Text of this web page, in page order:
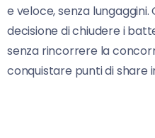
e veloce, senza
decisione di chiudere i
senza rincorrere la
conquistare punti di share